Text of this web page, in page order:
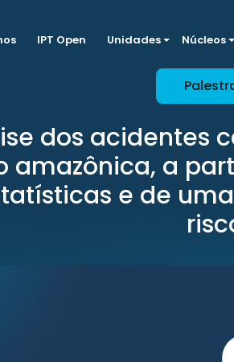
IPT Open Unidades Núcleos
dos acidentes
amazônica, a
e de